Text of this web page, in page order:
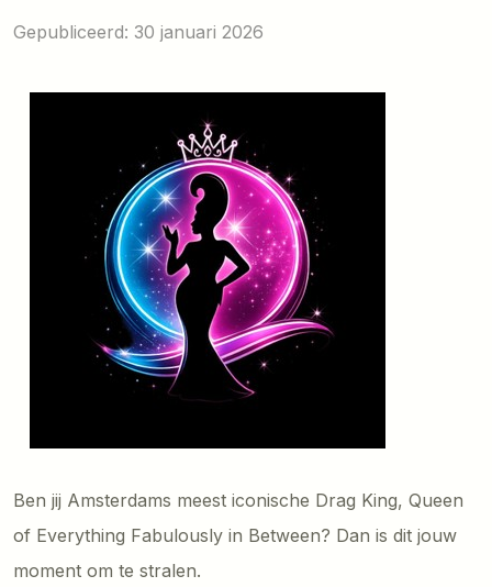
Gepubliceerd: 30 januari 2026
Ben jij Amsterdams meest iconische Drag King, Queen
of Everything Fabulously in Between? Dan is dit jouw
moment om te stralen.